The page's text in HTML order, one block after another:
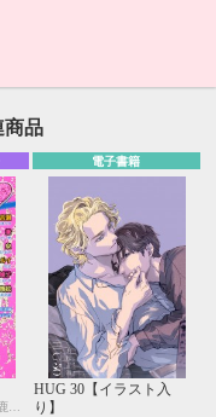
商品
電子書籍
HUG 30【イラスト入
り】